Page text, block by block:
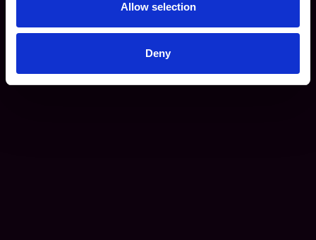
Allow selection
Deny